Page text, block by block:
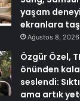
yaşam
ekranlara
Ağustos 8, 2026
Özgür Özel,
önünden
seslendi:
ama artık